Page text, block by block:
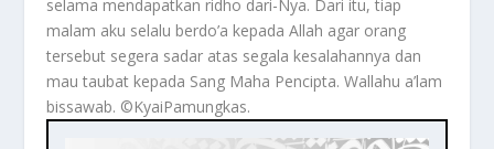
selama mendapatkan ridho dari-Nya. Dari itu, tiap
malam aku selalu berdo’a kepada Allah agar orang
tersebut segera sadar atas segala kesalahannya dan
mau taubat kepada Sang Maha Pencipta. Wallahu a’lam
bissawab. ©️KyaiPamungkas.